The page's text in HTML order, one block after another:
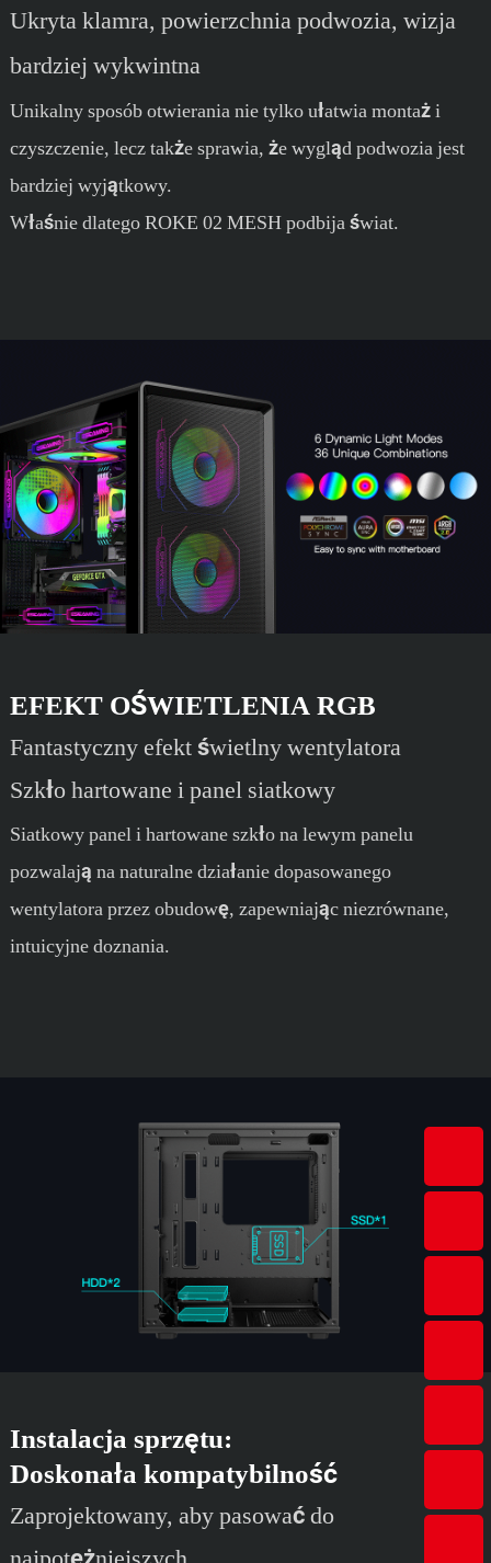
Ukryta klamra, powierzchnia podwozia, wizja
bardziej wykwintna
Unikalny sposób otwierania nie tylko ułatwia montaż i
czyszczenie, lecz także sprawia, że ​​wygląd podwozia jest
bardziej wyjątkowy.
Właśnie dlatego ROKE 02 MESH podbija świat.
EFEKT OŚWIETLENIA RGB
Fantastyczny efekt świetlny wentylatora
Szkło hartowane i panel siatkowy
Siatkowy panel i hartowane szkło na lewym panelu
pozwalają na naturalne działanie dopasowanego
wentylatora przez obudowę, zapewniając niezrównane,
intuicyjne doznania.
Instalacja sprzętu:
Doskonała kompatybilność
Zaprojektowany, aby pasować do